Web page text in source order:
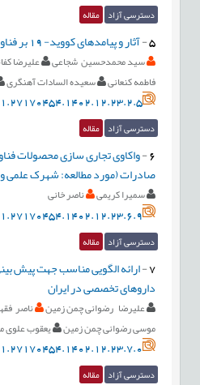
دسترسی آزاد مقاله
5
-آثار و پیامدهای کووید- 19 بر فناوری و نوآوری
سید محمدحسین شجاعی
علیرضا
فاطمه کنعانی
سعیده السادات آهنگری
دسترسی آزاد مقاله
6
-واکاوی تجاری سازی محصولات
صادرات (مورد مطالعه: شهرک علمی و
سمیرا کریمی ناصر خانی
دسترسی آزاد مقاله
7
-ارائه الگویی مناسب جهت پیش
داروهای تخصصی در ایران
علیرضا رضوانی چمن زمین
ناصر
موسی رضوانی چمن زمین
یعقوب علوی
دسترسی آزاد مقاله